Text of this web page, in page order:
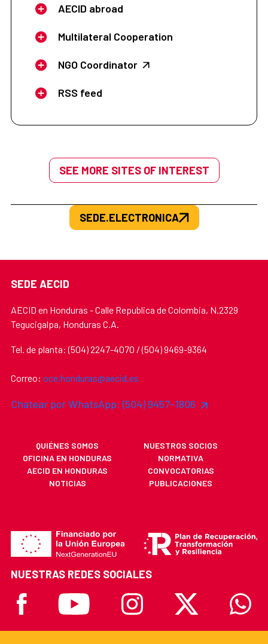
AECID abroad
Multilateral Cooperation
NGO Coordinator
RSS feed
SEE MORE SITES OF INTEREST
SEDE.ELECTRONICA
SEDE AECID
AECID en Honduras - Calle Republica de Colombia, N.2329
Tegucigalpa, Honduras C.A.
Tel. de planta: (504) 2247-4070 / (504) 9469-9364
Correo: oce.honduras@aecid.es
Chatear por WhatsApp: (504) 9457-1806
QUIÉNES SOMOS
NUESTROS SOCIOS
OFICINA EN HONDURAS
NORMATIVA
AECID EN HONDURAS
CONVOCATORIAS
NOTICIAS
PUBLICACIONES
NUESTRAS REDES SOCIALES
FacebookYoutube Instagram X